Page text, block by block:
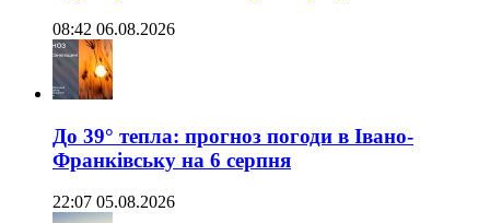
08:42 06.08.2026
До 39° тепла: прогноз погоди в Івано-
Франківську на 6 серпня
22:07 05.08.2026